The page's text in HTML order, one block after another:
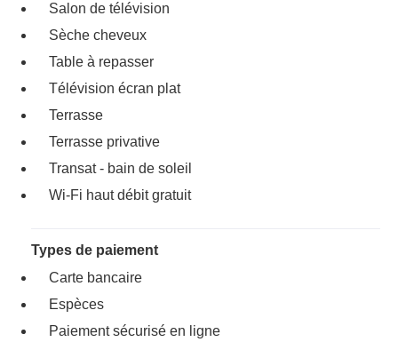
Salon de télévision
Sèche cheveux
Table à repasser
Télévision écran plat
Terrasse
Terrasse privative
Transat - bain de soleil
Wi-Fi haut débit gratuit
Types de paiement
Carte bancaire
Espèces
Paiement sécurisé en ligne